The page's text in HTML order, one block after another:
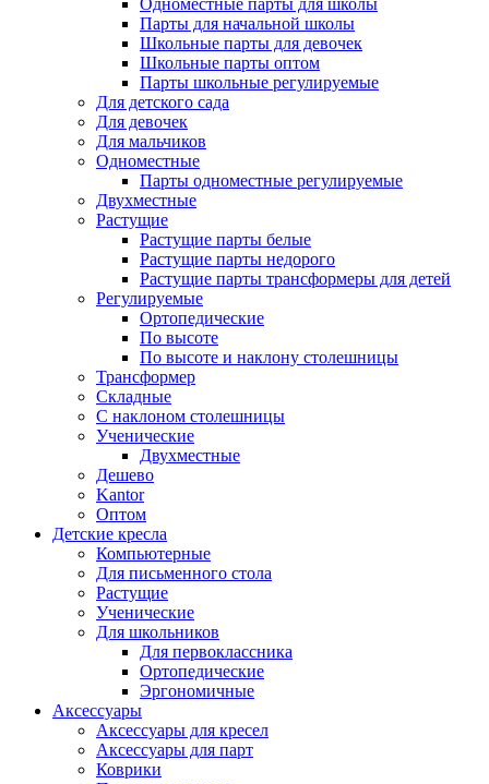
Парты для начальной школы
Школьные парты для девочек
Школьные парты оптом
Парты школьные регулируемые
Для детского сада
Для девочек
Для мальчиков
Одноместные
Парты одноместные регулируемые
Двухместные
Растущие
Растущие парты белые
Растущие парты недорого
Растущие парты трансформеры для детей
Регулируемые
Ортопедические
По высоте
По высоте и наклону столешницы
Трансформер
Складные
С наклоном столешницы
Ученические
Двухместные
Дешево
Kantor
Оптом
Детские кресла
Компьютерные
Для письменного стола
Растущие
Ученические
Для школьников
Для первоклассника
Ортопедические
Эргономичные
Аксессуары
Аксессуары для кресел
Аксессуары для парт
Коврики